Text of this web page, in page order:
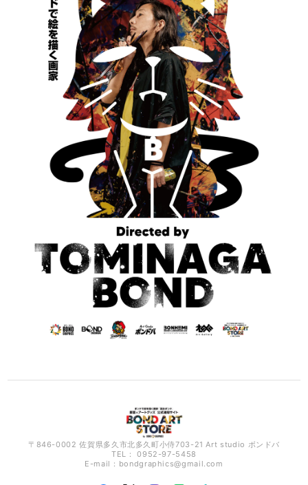
〒846-0002 佐賀県多久市北多久町小侍703-21 Art studio ボンドバ
TEL： 0952-97-5458
E-mail： bondgraphics@gmail.com